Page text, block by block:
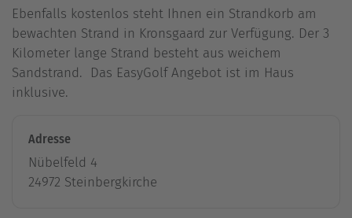
Ebenfalls kostenlos steht Ihnen ein Strandkorb am
bewachten Strand in Kronsgaard zur Verfügung. Der 3
Kilometer lange Strand besteht aus weichem
Sandstrand.
Das EasyGolf Angebot ist im Haus
inklusive.
Adresse
Nübelfeld 4
24972 Steinbergkirche